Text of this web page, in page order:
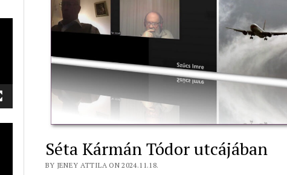
Séta Kármán Tódor utcájában
BY JENEY ATTILA ON 2024.11.18.